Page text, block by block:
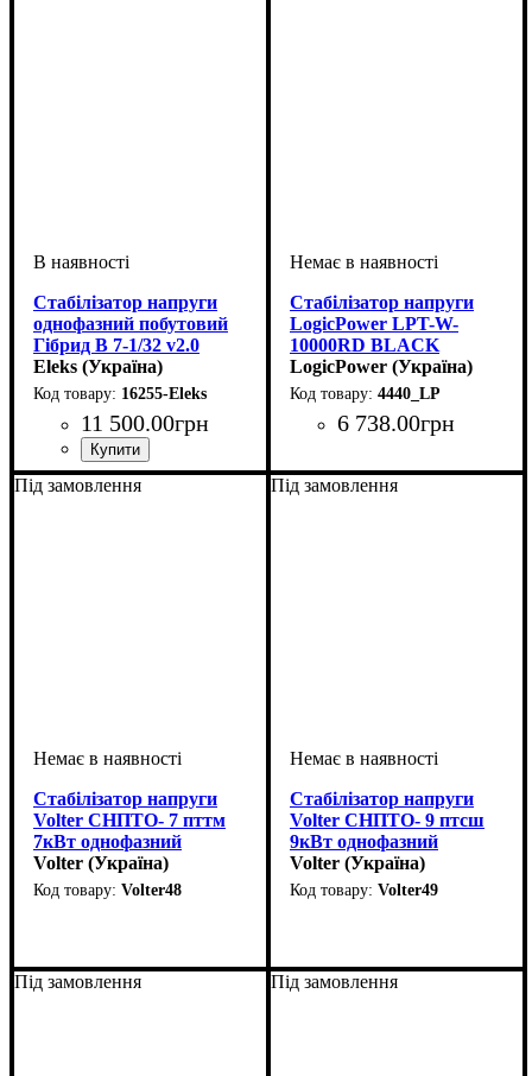
Стабілізатор напруги
однофазний побутовий
Гібрид В 7-1/32 v2.0
Eleks (Україна)
16255-Eleks
11 500.00грн
Кількість фаз: однофазний
Потужність: 7кВт
Вага, кг: 21
Стабілізатор напруги
LogicPower LPT-W-
10000RD BLACK
(7000W)
LogicPower (Україна)
4440_LP
6 738.00грн
настінний
релейний
Під замовлення
Стабілізатор напруги
Volter СНПТО- 7 пттм
7кВт однофазний
інверторний
стаціонарний
Volter (Україна)
Volter48
Під замовлення
Стабілізатор напруги
Volter СНПТО- 9 птсш
9кВт однофазний
симісторний
стаціонарний
Volter (Україна)
Volter49
Під замовлення Під замовлення